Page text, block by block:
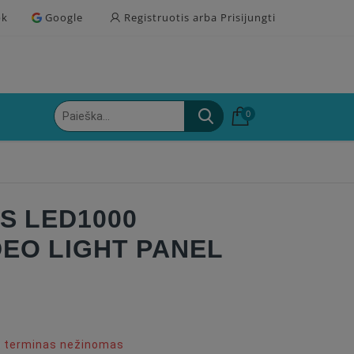
Google Registruotis arba Prisijungti
0
LED1000
LIGHT PANEL
nežinomas